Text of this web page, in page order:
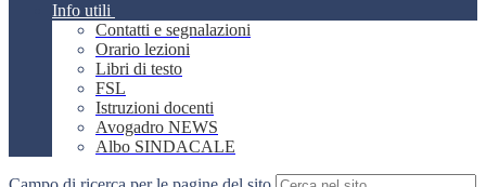
Info utili
Contatti e segnalazioni
Orario lezioni
Libri di testo
FSL
Istruzioni docenti
Avogadro NEWS
Albo SINDACALE